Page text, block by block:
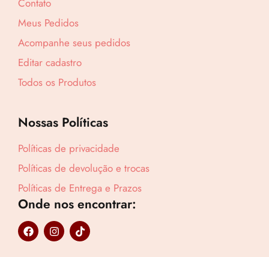
Revenda por
Contato
Meus Pedidos
Acompanhe seus pedidos
Editar cadastro
Todos os Produtos
Nossas Políticas
Políticas de privacidade
Políticas de devolução e trocas
Políticas de Entrega e Prazos
Onde nos encontrar:
F
a
I
n
T
i